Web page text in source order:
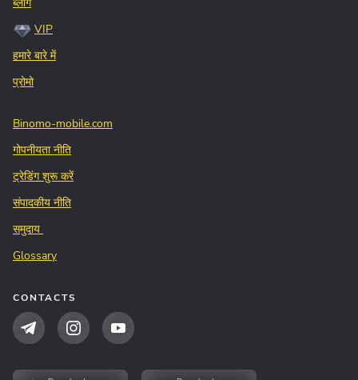
VIP
हमारे बारे में
प्रोमो
Binomo-mobile.com
गोपनीयता नीति
ट्रेडिंग शुरू करें
संपादकीय नीति
समुदाय
Glossary
CONTACTS